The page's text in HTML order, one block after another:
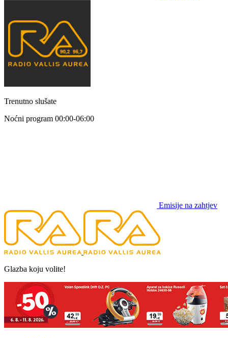
Trenutno slušate
Noćni program 00:00-06:00
Emisije na zahtjev
Glazba koju volite!